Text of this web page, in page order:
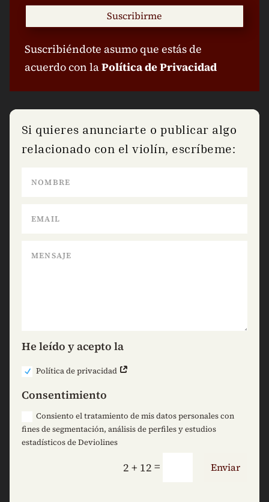
Suscribirme
Suscribiéndote asumo que estás de
acuerdo con laPolítica de Privacidad
Si quieres anunciarte o publicar algo
relacionado con el violín, escríbeme:
He leído y acepto la
Política de privacidad
Consentimiento
Consiento el tratamiento de mis datos personales con
fines de segmentación, análisis de perfiles y estudios
estadísticos de Deviolines
2 + 12 = Enviar